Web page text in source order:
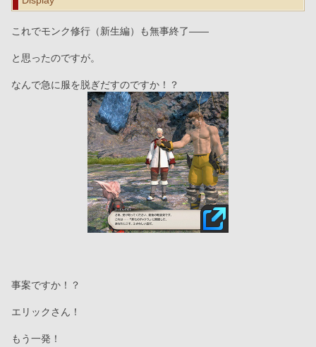
これでモンク修行（新生編）も無事終了――
と思ったのですが。
なんで急に服を脱ぎだすのですか！？
事案ですか！？
エリックさん！
もう一発！